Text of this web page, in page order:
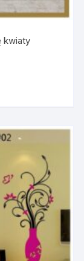
kwiaty